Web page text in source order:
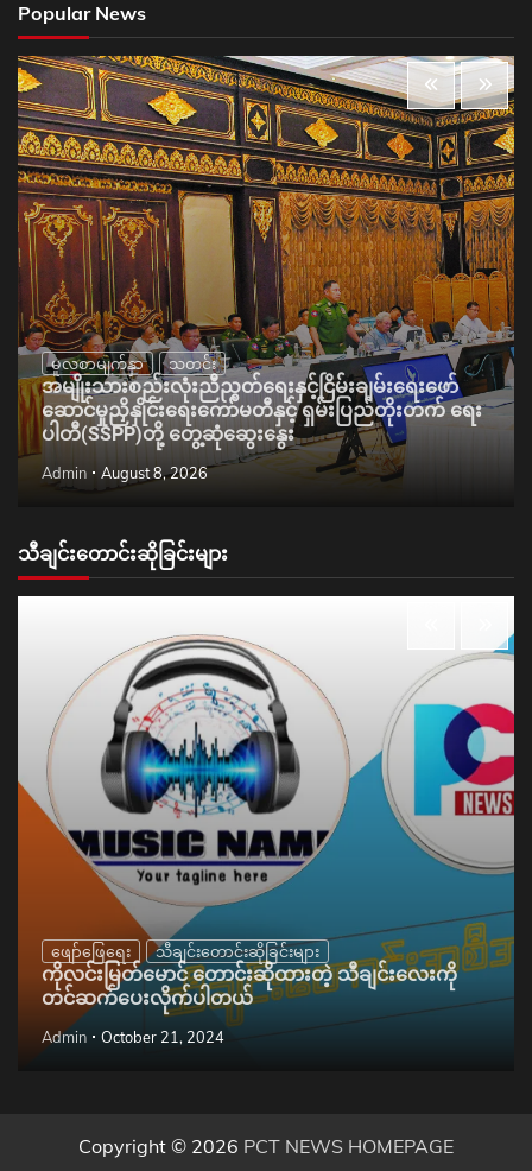
Popular News
မူလစာမျက်နှာ သတင်း
အမျိုးသားစည်းလုံးညီညွတ်ရေးနှင့်ငြိမ်းချမ်းရေးဖော်
ဆောင်မှုညှိနှိုင်းရေးကော်မတီနှင့် ရှမ်းပြည်တိုးတက် ရေး
ပါတီ(SSPP)တို့ တွေ့ဆုံဆွေးနွေး
Admin August 8, 2026
သီချင်းတောင်းဆိုခြင်းများ
ဖျော်ဖြေရေး သီချင်းတောင်းဆိုခြင်းများ
ကိုလင်းမြတ်မောင် တောင်းဆိုထားတဲ့ သီချင်းလေးကို
တင်ဆက်ပေးလိုက်ပါတယ်
Admin October 21, 2024
Copyright © 2026 PCT NEWS HOMEPAGE